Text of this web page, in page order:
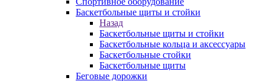
Баскетбольные щиты и стойки
Назад
Баскетбольные щиты и стойки
Баскетбольные кольца и аксессуары
Баскетбольные стойки
Баскетбольные щиты
Беговые дорожки